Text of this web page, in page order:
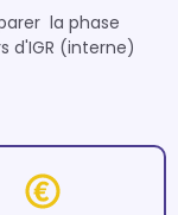
la phase
d'IGR (interne)